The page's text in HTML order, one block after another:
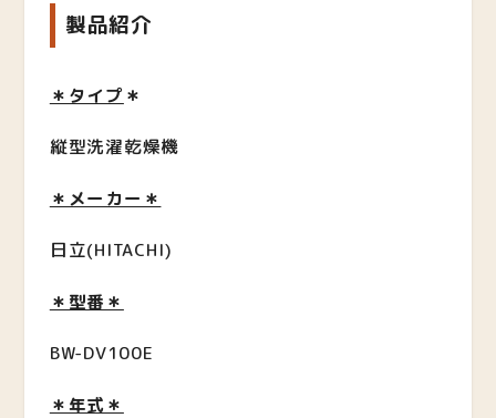
製品紹介
＊タイプ ＊
縦型洗濯乾燥機
＊メーカー＊
日立(HITACHI)
＊型番＊
BW-DV100E
＊年式＊